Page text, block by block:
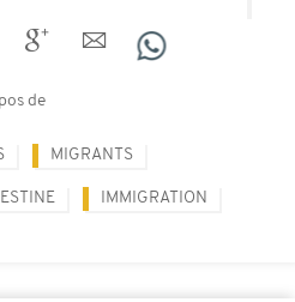
de
MIGRANTS
IMMIGRATION